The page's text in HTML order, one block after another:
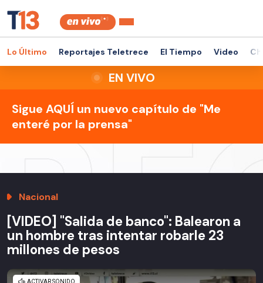
Lo Último Reportajes Teletrece El Tiempo Video
EN VIVO
Sigue AQUÍ un nuevo capítulo de "Me
enteré por la prensa"
Nacional
[VIDEO] "Salida de banco": Balearon a
un hombre tras intentar robarle 23
millones de pesos